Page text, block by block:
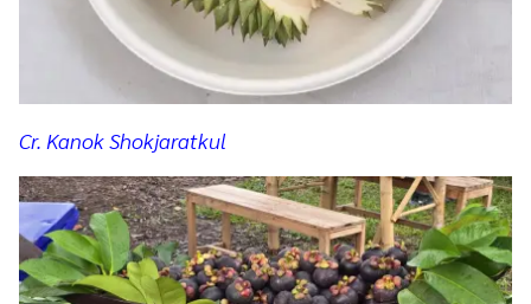
Cr. Kanok Shokjaratkul